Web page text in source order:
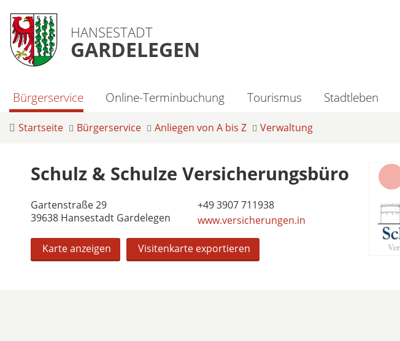
HANSESTADT
GARDELEGEN
Bürgerservice Online-Terminbuchung Tourismus Stadtleben
Startseite Bürgerservice Anliegen von A bis Z Verwaltung
Schulz & Schulze Versicherungsbüro
Gartenstraße 29
39638 Hansestadt Gardelegen
+49 3907 711938
www.versicherungen.in
Karte anzeigen Visitenkarte exportieren